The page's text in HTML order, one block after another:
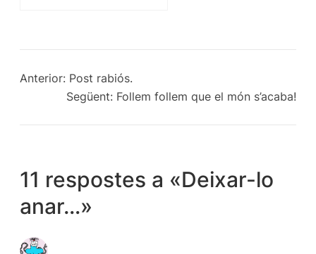
Anterior: Post rabiós.
Següent: Follem follem que el món s’acaba!
11 respostes a «Deixar-lo
anar…»